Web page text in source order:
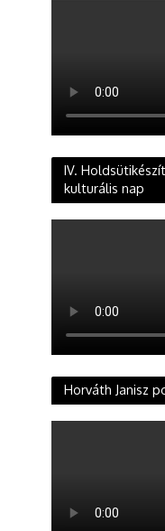
IV.
kulturális nap
Horváth Janisz